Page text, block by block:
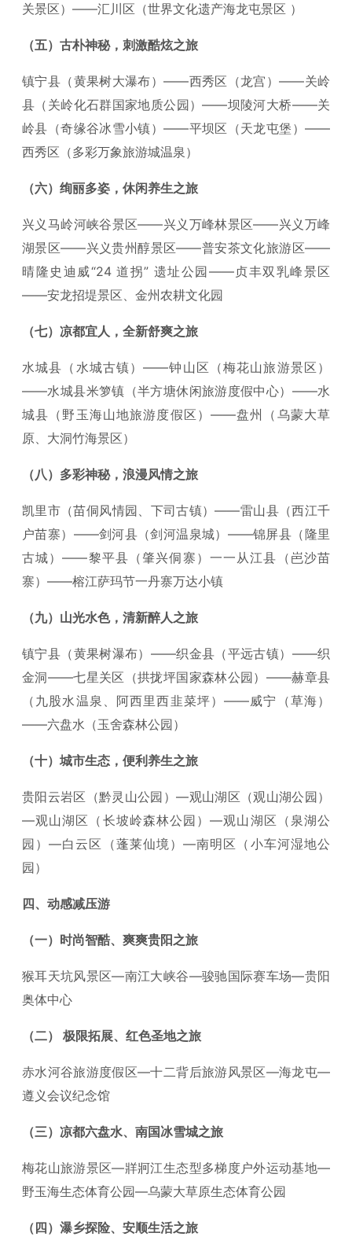
关景区）——汇川区（世界文化遗产海龙屯景区 ）
（五）古朴神秘，刺激酷炫之旅
镇宁县（黄果树大瀑布）——西秀区（龙宫）——关岭
县（关岭化石群国家地质公园）——坝陵河大桥——关
岭县（奇缘谷冰雪小镇）——平坝区（天龙屯堡）——
西秀区（多彩万象旅游城温泉）
（六）绚丽多姿，休闲养生之旅
兴义马岭河峡谷景区——兴义万峰林景区——兴义万峰
湖景区——兴义贵州醇景区——普安茶文化旅游区——
晴隆史迪威“24 道拐” 遗址公园——贞丰双乳峰景区
——安龙招堤景区、金州农耕文化园
（七）凉都宜人，全新舒爽之旅
水城县（水城古镇）——钟山区（梅花山旅游景区）
——水城县米箩镇（半方塘休闲旅游度假中心）——水
城县（野玉海山地旅游度假区）——盘州（乌蒙大草
原、大洞竹海景区）
（八）多彩神秘，浪漫风情之旅
凯里市（苗侗风情园、下司古镇）——雷山县（西江千
户苗寨）——剑河县（剑河温泉城）——锦屏县（隆里
古城）——黎平县（肇兴侗寨）一一从江县（岜沙苗
寨）——榕江萨玛节一丹寨万达小镇
（九）山光水色，清新醉人之旅
镇宁县（黄果树瀑布）——织金县（平远古镇）——织
金洞——七星关区（拱拢坪国家森林公园）——赫章县
（九股水温泉、阿西里西韭菜坪）——威宁（草海）
——六盘水（玉舍森林公园）
（十）城市生态，便利养生之旅
贵阳云岩区（黔灵山公园）—观山湖区（观山湖公园）
—观山湖区（长坡岭森林公园）—观山湖区（泉湖公
园）—白云区（蓬莱仙境）—南明区（小车河湿地公
园）
四、动感减压游
（一）时尚智酷、爽爽贵阳之旅
猴耳天坑风景区—南江大峡谷—骏驰国际赛车场—贵阳
奥体中心
（二） 极限拓展、红色圣地之旅
赤水河谷旅游度假区—十二背后旅游风景区—海龙屯—
遵义会议纪念馆
（三）凉都六盘水、南国冰雪城之旅
梅花山旅游景区—牂牁江生态型多梯度户外运动基地—
野玉海生态体育公园—乌蒙大草原生态体育公园
（四）瀑乡探险、安顺生活之旅